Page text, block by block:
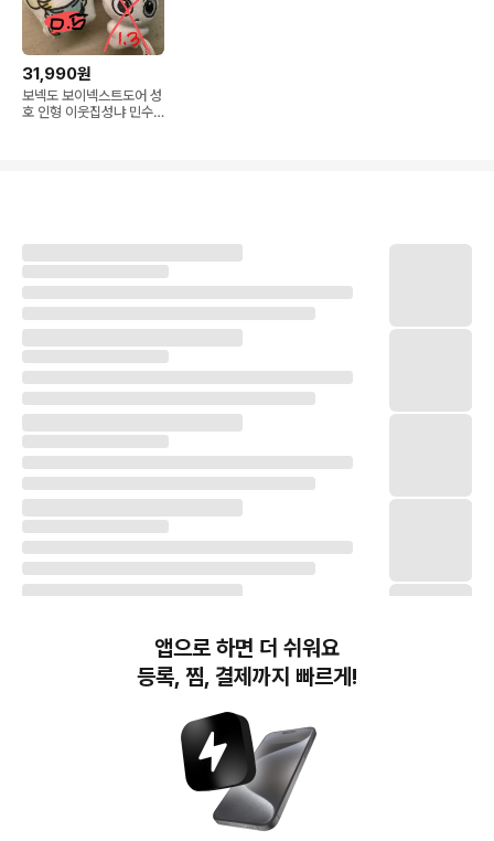
31,990원
보넥도 보이넥스트도어 성
호 인형 이웃집성냐 민수
번개장터(주) 사업자정보, 이용약관 및 기타 법적고지
번개장터㈜는 통신판매중개자이며, 통신판매의 당사자가 아닙니다. 전자상거래 등에서의
소비자보호에 관한 법률 등 관련 법령 및 번개장터㈜의 약관에 따라 상품, 상품정보, 거래에 관한 책임은
개별 판매자에게 귀속하고, 번개장터㈜는 원칙적으로 회원간 거래에 대하여 책임을 지지 않습니다.
앱으로 하면 더 쉬워요
등록, 찜, 결제까지 빠르게!